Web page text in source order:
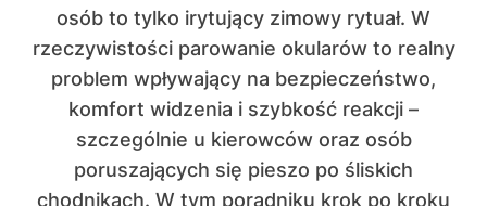
osób to tylko irytujący zimowy rytuał. W
rzeczywistości parowanie okularów to realny
problem wpływający na bezpieczeństwo,
komfort widzenia i szybkość reakcji –
szczególnie u kierowców oraz osób
poruszających się pieszo po śliskich
chodnikach. W tym poradniku krok po kroku